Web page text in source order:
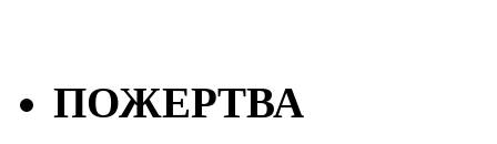
ПОЖЕРТВА